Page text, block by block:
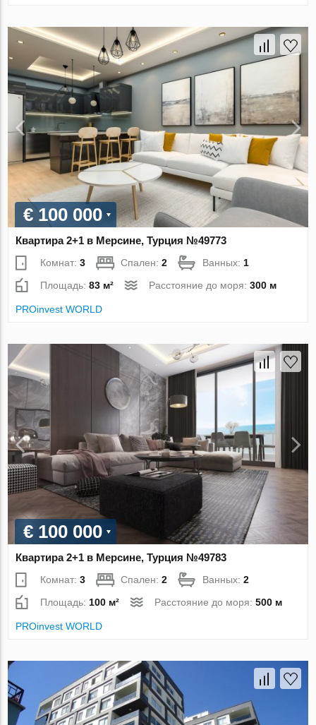
€ 100 000
Квартира 2+1 в Мерсине, Турция №49773
Комнат:3 Спален:2 Ванных: 1
Площадь:83 м² Расстояние до моря:300 м
PROinvest WORLD
€ 100 000
Квартира 2+1 в Мерсине, Турция №49783
Комнат:3 Спален:2 Ванных:2
Площадь: 100 м² Расстояние до моря:500 м
PROinvest WORLD